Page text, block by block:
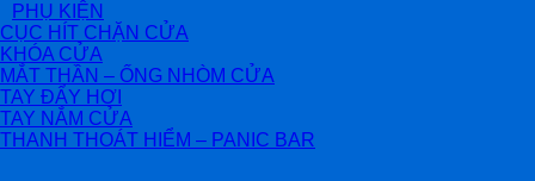
PHỤ KIỆN
CỤC HÍT CHẶN CỬA
KHÓA CỬA
MẮT THẦN – ỐNG NHÒM CỬA
TAY ĐẨY HƠI
TAY NẮM CỬA
THANH THOÁT HIỂM – PANIC BAR